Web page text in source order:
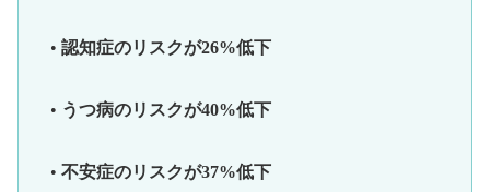
• 認知症のリスクが26%低下
• うつ病のリスクが40%低下
• 不安症のリスクが37%低下